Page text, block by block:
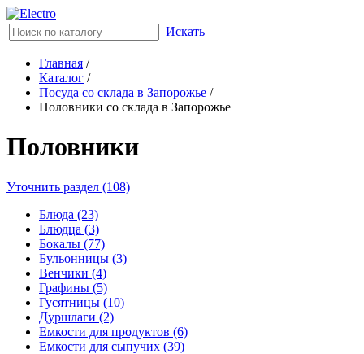
Искать
Главная /
Каталог /
Посуда со склада в Запорожье /
Половники со склада в Запорожье
Половники
Уточнить раздел (108)
Блюда (23)
Блюдца (3)
Бокалы (77)
Бульонницы (3)
Венчики (4)
Графины (5)
Гусятницы (10)
Дуршлаги (2)
Емкости для продуктов (6)
Емкости для сыпучих (39)